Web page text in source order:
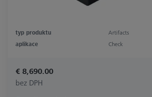
typ produktu
Artifacts
aplikace
Check
€ 8,690.00
bez DPH